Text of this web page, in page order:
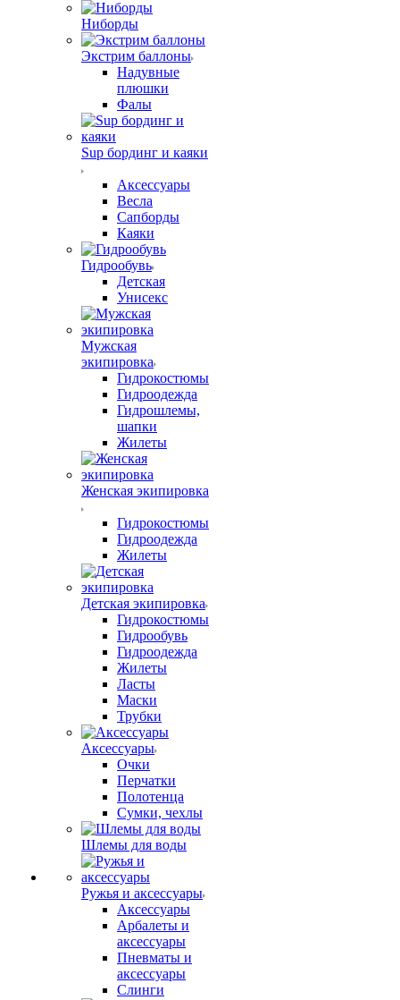
Ниборды
Экстрим баллоны
Надувные
плюшки
Фалы
Sup бординг и каяки
Аксессуары
Весла
Сапборды
Каяки
Гидрообувь
Детская
Унисекс
Мужская
экипировка
Гидрокостюмы
Гидроодежда
Гидрошлемы,
шапки
Жилеты
Женская экипировка
Гидрокостюмы
Гидроодежда
Жилеты
Детская экипировка
Гидрокостюмы
Гидрообувь
Гидроодежда
Жилеты
Ласты
Маски
Трубки
Аксессуары
Очки
Перчатки
Полотенца
Сумки, чехлы
Шлемы для воды
Ружья и аксессуары
Аксессуары
Арбалеты и
аксессуары
Пневматы и
аксессуары
Слинги